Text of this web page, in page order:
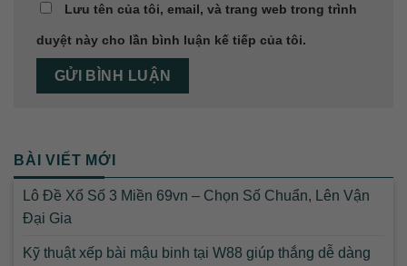
Lưu tên của tôi, email, và trang web trong trình
duyệt này cho lần bình luận kế tiếp của tôi.
BÀI VIẾT MỚI
Lô Đề Xổ Số 3 Miền 69vn – Chọn Số Chuẩn, Lên Vận
Đại Gia
Kỹ thuật xếp bài mậu binh tại W88 giúp thắng dễ dàng